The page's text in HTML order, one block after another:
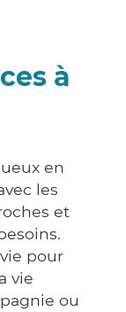
à
en
les
et
pour
vie
ou